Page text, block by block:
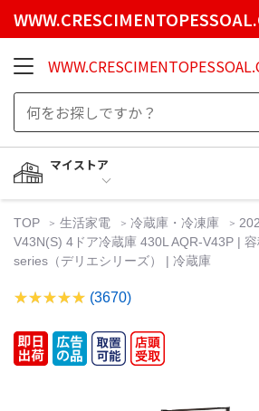
マイストア
TOP 生活家電 冷蔵庫・冷凍庫
V43N(S) 4ドア冷蔵庫 430L AQR-V43P |
series（デリエシリーズ） | 冷蔵庫
(3670)